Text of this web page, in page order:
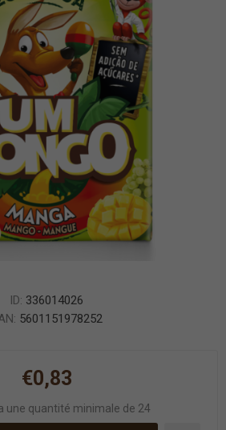
ID: 336014026
5601151978252
€0,83
une quantité minimale de 24